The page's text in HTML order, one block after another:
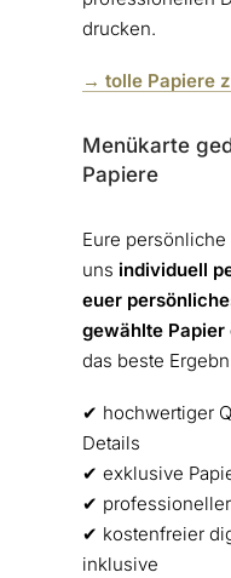
drucken.
→ tolle Papiere
Menükarte
Papiere
Eure
uns individuell
euer
gewählte
das beste
✔︎ hochwertiger
Details
✔︎ exklusive
✔︎
✔︎ kostenfreier
inklusive